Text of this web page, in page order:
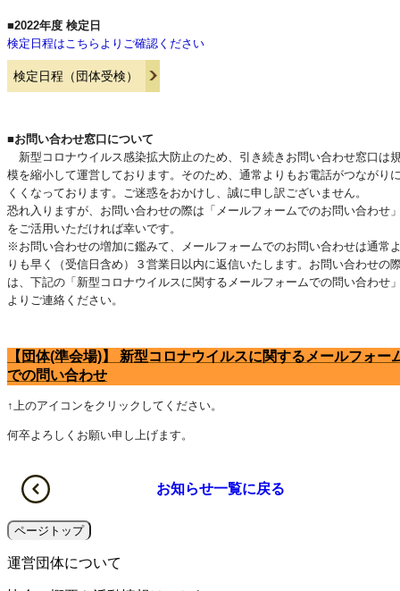
■2022年度 検定日
検定日程はこちらよりご確認ください
検定日程（団体受検）
■お問い合わせ窓口について
新型コロナウイルス感染拡大防止のため、引き続きお問い合わせ窓口は
模を縮小して運営しております。そのため、通常よりもお電話がつながり
くくなっております。ご迷惑をおかけし、誠に申し訳ございません。
恐れ入りますが、お問い合わせの際は「メールフォームでのお問い合わせ
をご活用いただければ幸いです。
※お問い合わせの増加に鑑みて、メールフォームでのお問い合わせは通常
りも早く（受信日含め）３営業日以内に返信いたします。お問い合わせの
は、下記の「新型コロナウイルスに関するメールフォームでの問い合わせ
よりご連絡ください。
【団体(準会場)】 新型コロナウイルスに関するメールフォー
での問い合わせ
↑上のアイコンをクリックしてください。
何卒よろしくお願い申し上げます。
お知らせ一覧に戻る
ページトップ
運営団体について